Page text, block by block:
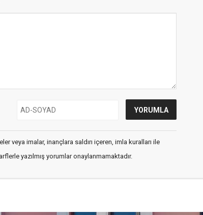
veya imalar, inançlara saldırı içeren, imla kuralları ile
yazılmış yorumlar onaylanmamaktadır.